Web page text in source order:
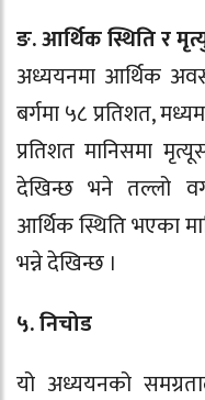
ङ. आर्थिक स्थिति र
अध्ययनमा आर्थिक
बर्गमा ५८ प्रतिशत,
प्रतिशत मानिसमा
देखिन्छ भने तल्लो
आर्थिक स्थिति भएका
भन्ने देखिन्छ ।
५. निचोड
यो अध्ययनको